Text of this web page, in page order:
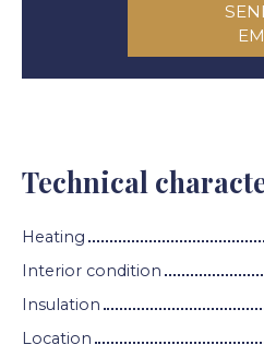
Technical
Heating
Interior condition
Insulation
Location